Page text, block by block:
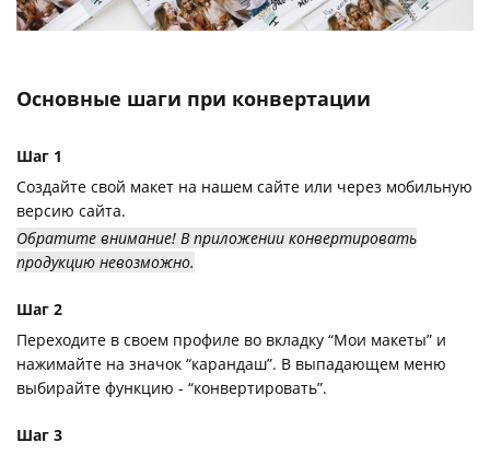
Основные шаги при конвертации
Шаг 1
Создайте свой макет на нашем сайте или через мобильную
версию сайта.
Обратите внимание! В приложении конвертировать
продукцию невозможно.
Шаг 2
Переходите в своем профиле во вкладку “Мои макеты” и
нажимайте на значок “карандаш”. В выпадающем меню
выбирайте функцию - “конвертировать”.
Шаг 3